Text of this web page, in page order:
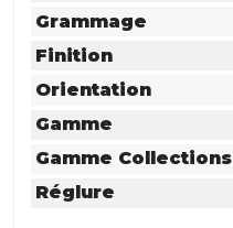
Grammage
Finition
Orientation
Gamme
Gamme Collections
Réglure